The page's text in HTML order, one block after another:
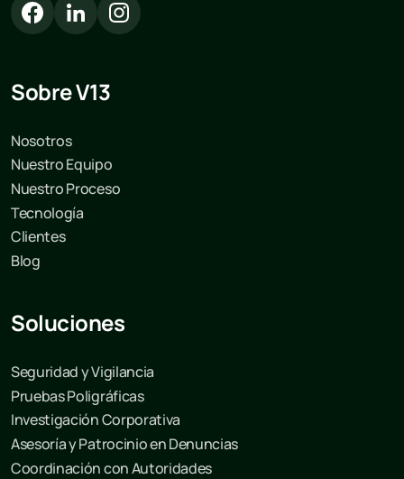
Sobre V13
Nosotros
Nuestro Equipo
Nuestro Proceso
Tecnología
Clientes
Blog
Soluciones
Seguridad y Vigilancia
Pruebas Poligráficas
Investigación Corporativa
Asesoría y Patrocinio en Denuncias
Coordinación con Autoridades